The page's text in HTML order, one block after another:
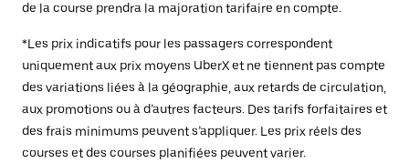
de la course prendra la majoration tarifaire en compte.
*Les prix indicatifs pour les passagers correspondent
uniquement aux prix moyens UberX et ne tiennent pas compte
des variations liées à la géographie, aux retards de circulation,
aux promotions ou à d’autres facteurs. Des tarifs forfaitaires et
des frais minimums peuvent s’appliquer. Les prix réels des
courses et des courses planifiées peuvent varier.